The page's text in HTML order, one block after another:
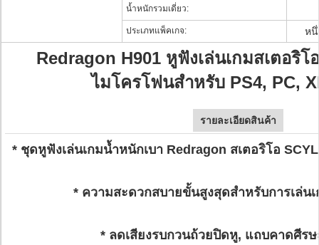
น้ำหนักรวมเดี่ยว:
ประเภทแพ็คเกจ: หนึ่
Redragon H901 หูฟังเล่นเกมสเตอริ
ไมโครโฟนสำหรับ PS4, PC,
รายละเอียดสินค้า
* ชุดหูฟังเล่นเกมน้ำหนักเบา Redragon สเตอริโอ
* ความสะดวกสบายขั้นสูงสุดสำหรับการเล่นเ
* ลดเสียงรบกวนถ้วยปิดหู, แถบคาดศีรษ